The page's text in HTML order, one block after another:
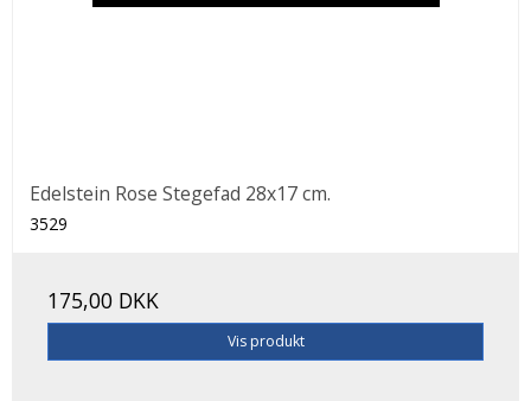
Edelstein Rose Stegefad 28x17 cm.
3529
175,00 DKK
Vis produkt